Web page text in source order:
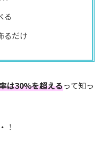
る
るだけ
は30%を超えるって知っ
！